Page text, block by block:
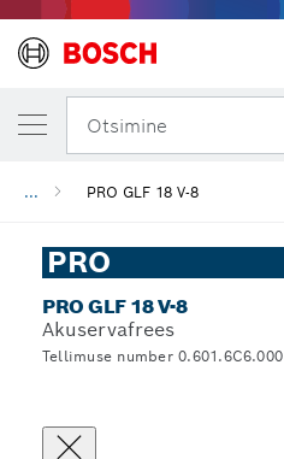
Otsimine
... PRO GLF 18 V-8
PRO
PRO GLF 18 V-8
Akuservafrees
Tellimuse number 0.601.6C6.000